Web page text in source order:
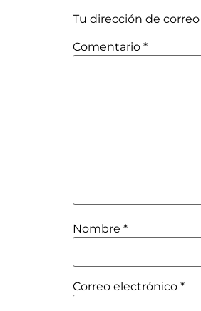
Tu dirección de
Comentario *
Nombre *
Correo electrónico *